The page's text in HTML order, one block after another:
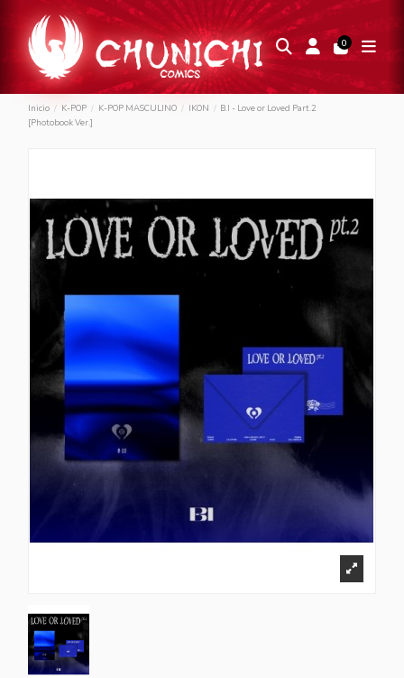
0
Inicio K-POP K-POP MASCULINO IKON
B.I - Love or Loved Part.2
[Photobook Ver.]